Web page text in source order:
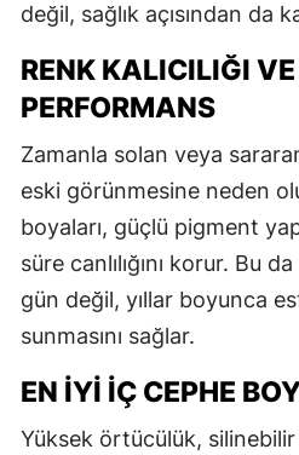
değil, sağlık açısından da
RENK KALICILIĞI
PERFORMANS
Zamanla solan veya
eski görünmesine neden
boyaları, güçlü pigment
süre canlılığını korur. Bu
gün değil, yıllar boyunca
sunmasını sağlar.
EN İYI İÇ CEPHE
Yüksek örtücülük, silinebilir